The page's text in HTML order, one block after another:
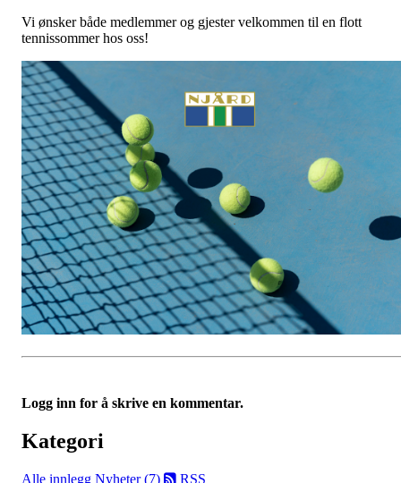
Vi ønsker både medlemmer og gjester velkommen til en flott
tennissommer hos oss!
Logg inn for å skrive en kommentar.
Kategori
Alle innlegg Nyheter (7) RSS